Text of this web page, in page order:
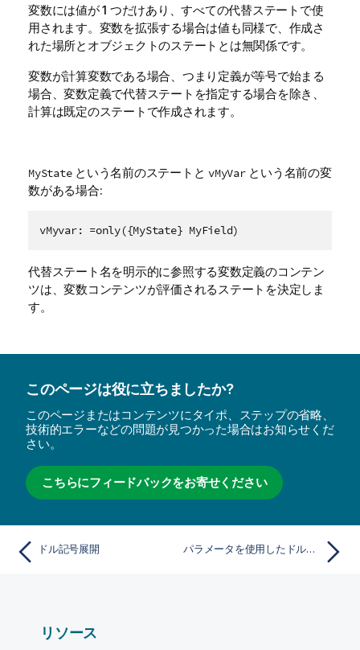
変数には値が 1 つだけあり、すべての代替ステートで使
用されます。変数を拡張する場合は値も同様で、作成さ
れた場所とオブジェクトのステートとは無関係です。
変数が計算変数である場合、つまり定義が等号で始まる
場合、変数定義で代替ステートを指定する場合を除き、
計算は既定のステートで作成されます。
MyStateという名前のステートと vMyVarという名前の変
数がある場合:
vMyvar: =only({MyState} MyField)
代替ステート名を明示的に参照する変数定義のコンテン
ツは、変数コンテンツが評価されるステートを決定しま
す。
このページは役に立ちましたか?
このページまたはコンテンツにタイポ、ステップの省略、
技術的エラーなどの問題が見つかった場合はお知らせくだ
さい。
こちらにフィードバックをお寄せください
ドル記号展開 パラメータを使用したドル記号展開
リソース